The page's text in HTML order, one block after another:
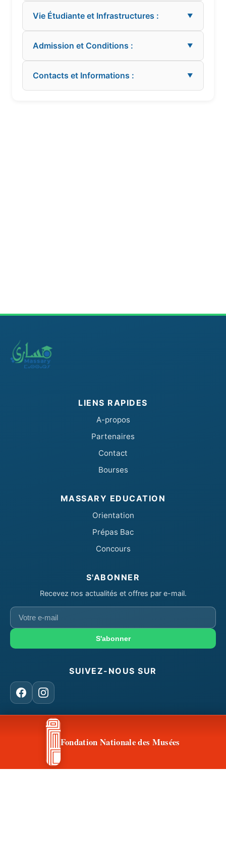
Vie Étudiante et Infrastructures : ▼
Admission et Conditions : ▼
Contacts et Informations : ▼
LIENS RAPIDES
A-propos
Partenaires
Contact
Bourses
MASSARY EDUCATION
Orientation
Prépas Bac
Concours
S'ABONNER
Recevez nos actualités et offres par e-mail.
Votre
e-
S'abonner
SUIVEZ-NOUS SUR
FacebookInstagram
CONTACT & ACCÈSFondation Nationale des Musées